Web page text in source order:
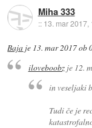
Miha 333
:: 13. mar 2017,
Baja je 13. mar 2017 ob
iloveboobzje 12.
in veseljaki
Tudi če je